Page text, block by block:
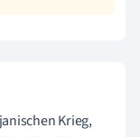
Krieg,